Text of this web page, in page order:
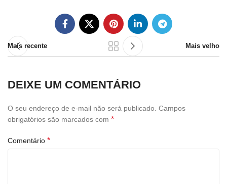
Mais recente Mais velho
DEIXE UM COMENTÁRIO
O seu endereço de e-mail não será publicado. Campos
obrigatórios são marcados com *
Comentário *